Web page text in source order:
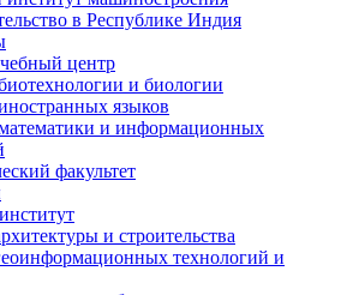
в Республике Индия
центр
и биологии
языков
и информационных
факультет
и строительства
технологий и